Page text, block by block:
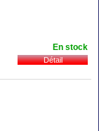
En stock